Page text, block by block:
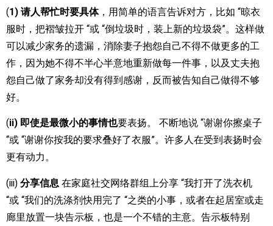
(1) 请人帮忙时要具体，用简单的语言告诉对方，比如 “晾衣
服时，把褶皱拉开 “或 “倒垃圾时，装上新的垃圾袋”。这样做
可以减少家务的遗漏，消除妻子抱怨自己不得不做更多的工
作，因为她不得不半心半意地重新做每一件事，以及丈夫抱
怨自己做了家务却没有得到感谢，反而被告知自己做得不够
好。
(ii) 即使是最微小的事情也要表扬。 不断地说 “谢谢你擦桌子
“或 “谢谢你按我的要求叠好了衣服”。许多人在受到表扬时会
更有动力。
(iii) 分享信息 在家庭社交网络群组上分享 “我打开了洗衣机
“或 “我们的洗涤剂快用完了 “之类的小事，或者在起居室或走
廊里放置一块告示板，也是一个不错的主意。告示板特别